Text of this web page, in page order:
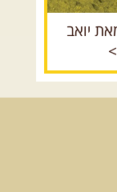
יואב